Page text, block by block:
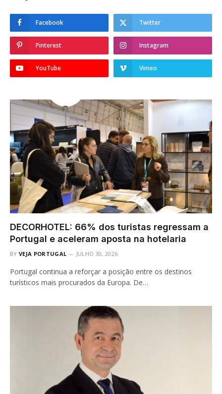
Facebook Twitter
Pinterest Instagram
YouTube Vimeo
DECORHOTEL: 66% dos turistas regressam a
Portugal e aceleram aposta na hotelaria
BY VEJA PORTUGAL JULHO 30, 2026
Portugal continua a reforçar a posição entre os destinos
turísticos mais procurados da Europa. De…